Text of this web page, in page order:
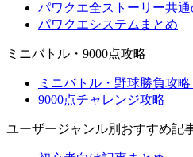
パワクエ全ストーリー共通
パワクエシステムまとめ
ミニバトル・9000点攻略
ミニバトル・野球勝負攻
9000点チャレンジ攻略
ユーザージャンル別おすすめ記